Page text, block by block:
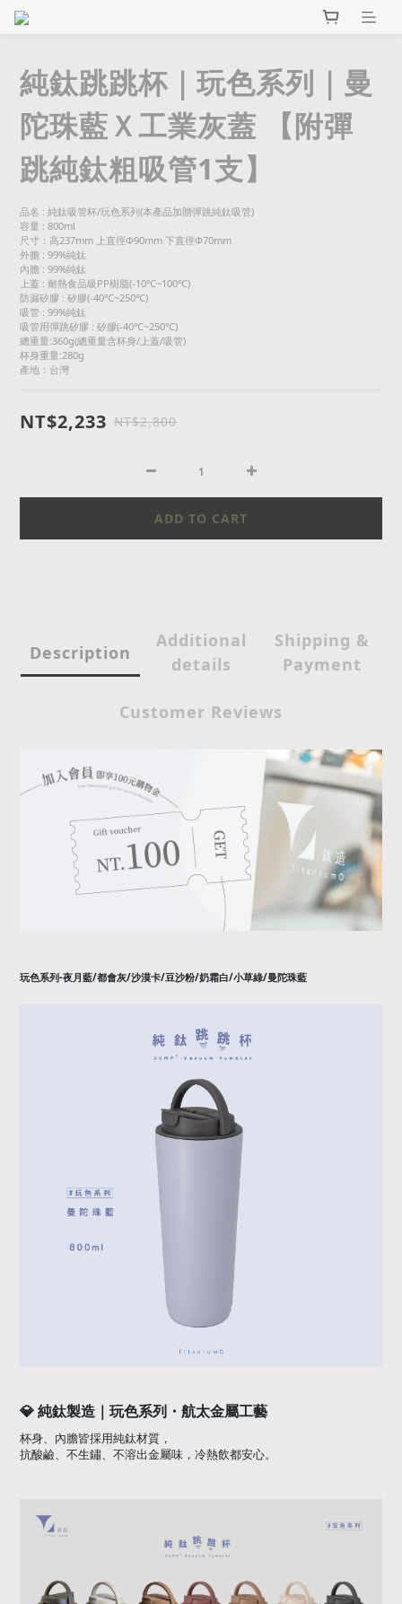
純鈦跳跳杯｜玩色系列｜曼
陀珠藍Ｘ工業灰蓋 【附彈
跳純鈦粗吸管1支】
品名 : 純鈦吸管杯/玩色系列(本產品加贈彈跳純鈦吸管)
容量 : 800ml
尺寸：高237mm 上直徑Φ90mm 下直徑Φ70mm
外膽 : 99%純鈦
內膽 : 99%純鈦
上蓋 : 耐熱食品級PP樹脂(-10℃~100℃)
防漏矽膠 : 矽膠(-40℃~250℃)
吸管 : 99%純鈦
吸管用彈跳矽膠 : 矽膠(-40℃~250℃)
總重量:360g(總重量含杯身/上蓋/吸管)
杯身重量:280g
產地：台灣
NT$2,233 NT$2,800
ADD TO CART
Description
Additional
details
Shipping &
Payment
Customer Reviews
玩色系列-夜月藍/都會灰/沙漠卡/豆沙粉/奶霜白/小草綠/曼陀珠藍
💎 純鈦製造｜玩色系列・航太金屬工藝
杯身、內膽皆採用純鈦材質，
抗酸鹼、不生鏽、不溶出金屬味，冷熱飲都安心。